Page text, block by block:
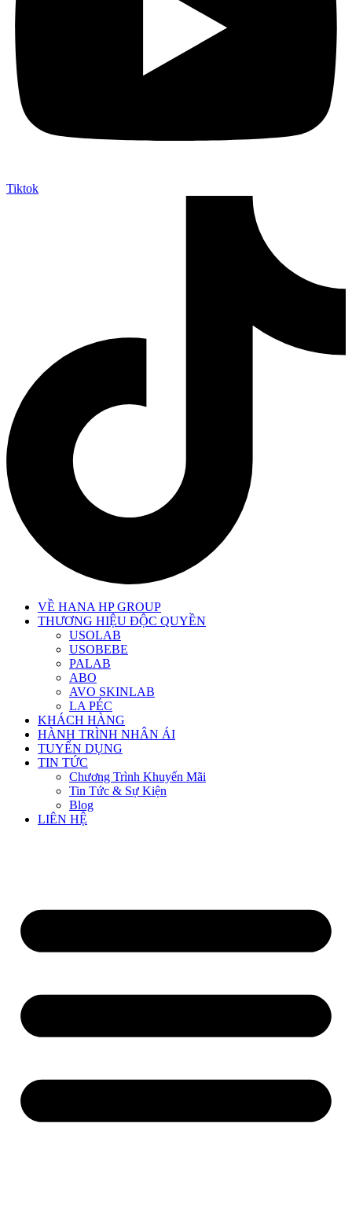
Tiktok
VỀ HANA HP GROUP
THƯƠNG HIỆU ĐỘC QUYỀN
USOLAB
USOBEBE
PALAB
ABO
AVO SKINLAB
LA PÉC
KHÁCH HÀNG
HÀNH TRÌNH NHÂN ÁI
TUYỂN DỤNG
TIN TỨC
Chương Trình Khuyến Mãi
Tin Tức & Sự Kiện
Blog
LIÊN HỆ